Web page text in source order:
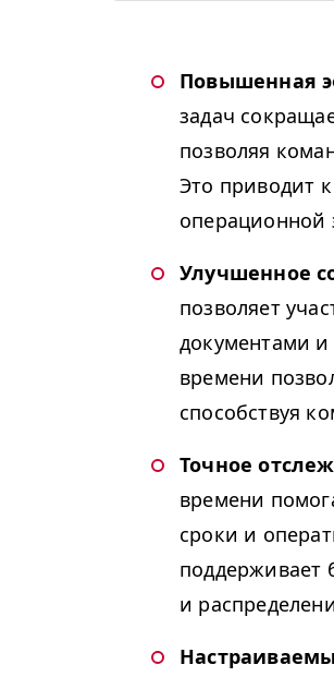
Повышенная
задач
позволяя
Это приводит
операционной
Улучшенное
позволяет
документами
времени
способствуя
Точное
времени
сроки и
поддерживает
и